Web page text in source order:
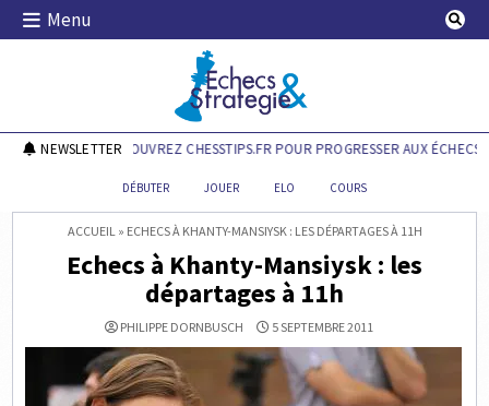
Skip
Menu
Echecs & Stratégie
NEWSLETTERDÉCOUVREZ CHESSTIPS.FR POUR PROGRESSER AUX ÉCHECS !
DÉBUTER JOUER ELO COURS
ACCUEIL» ECHECS À KHANTY-MANSIYSK : LES DÉPARTAGES À 11H
Echecs à Khanty-Mansiysk : les
départages à 11h
PHILIPPE DORNBUSCH 5 SEPTEMBRE 2011